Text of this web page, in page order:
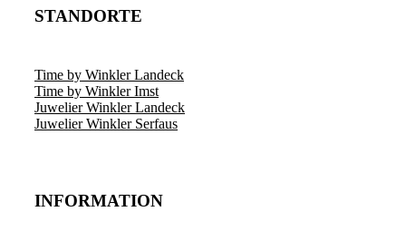
STANDORTE
Time by Winkler Landeck
Time by Winkler Imst
Juwelier Winkler Landeck
Juwelier Winkler Serfaus
INFORMATION